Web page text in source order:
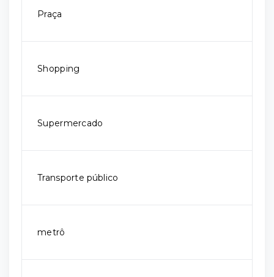
Praça
Shopping
Supermercado
Transporte público
metrô